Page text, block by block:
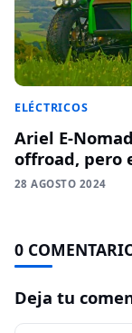
ELÉCTRICOS
Ariel E-
offroad, pero
28 AGOSTO 2024
0
Deja tu